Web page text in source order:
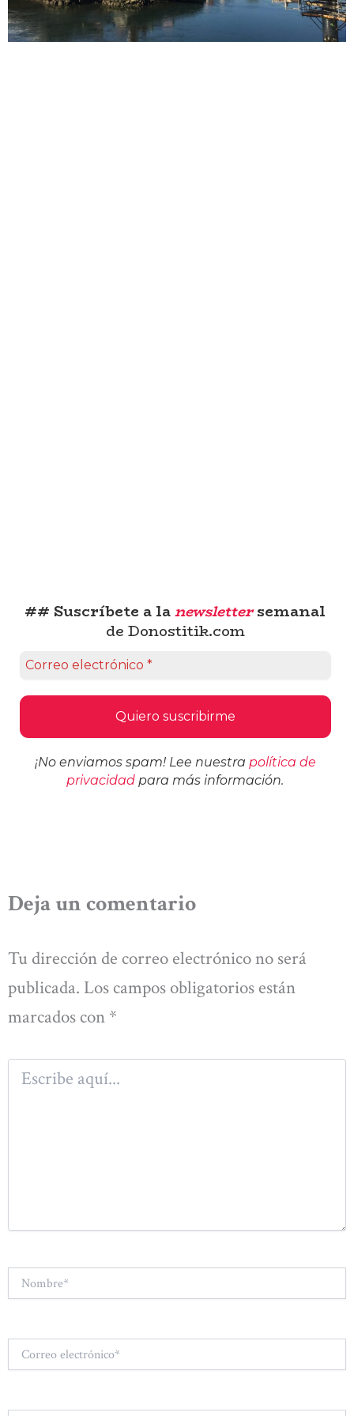
## Suscríbete a lanewslettersemanal
de Donostitik.com
¡No enviamos spam! Lee nuestra política de
privacidad para más información.
Deja un comentario
Tu dirección de correo electrónico no será
publicada. Los campos obligatorios están
marcados con *
Escribe
aquí...
electrónico*